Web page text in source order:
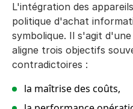
L'intégration des
politique d'achat
symbolique. Il s'agit
aligne trois objectifs
contradictoires :
la maîtrise des coûts,